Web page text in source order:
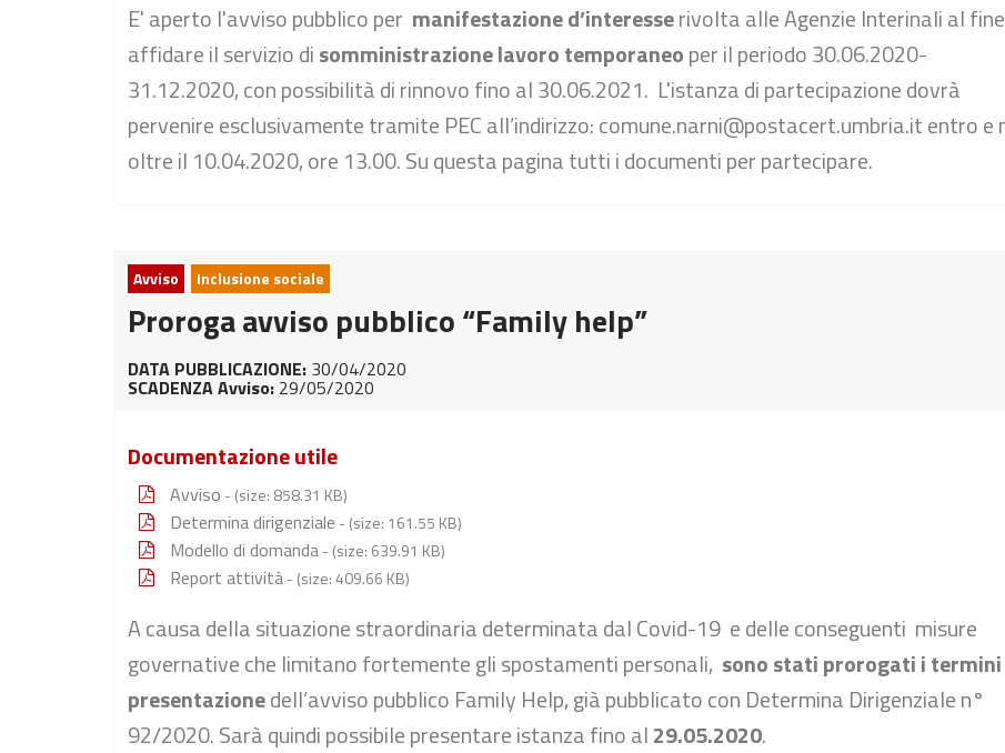
E' aperto l'avviso pubblico per manifestazione d’interesserivolta alle Agenzie Interinali al
affidare il servizio disomministrazione lavoro temporaneoper il periodo 30.06.2020-
31.12.2020, con possibilità di rinnovo fino al 30.06.2021. L'istanza di partecipazione dovrà
pervenire esclusivamente tramite PEC all’indirizzo: comune.narni@postacert.umbria.it entro e
oltre il 10.04.2020, ore 13.00. Su questa pagina tutti i documenti per partecipare.
Avviso Inclusione sociale
Proroga avviso pubblico “Family help”
DATA PUBBLICAZIONE: 30/04/2020
SCADENZA Avviso: 29/05/2020
Documentazione utile
Avviso - (size: 858.31 KB)
Determina dirigenziale - (size: 161.55 KB)
Modello di domanda- (size: 639.91 KB)
Report attività- (size: 409.66 KB)
A causa della situazione straordinaria determinata dal Covid-19 e delle conseguenti misure
governative che limitano fortemente gli spostamenti personali, sono stati prorogati i
presentazionedell’avviso pubblico Family Help, già pubblicato con Determina Dirigenziale n°
92/2020. Sarà quindi possibile presentare istanza fino al29.05.2020.